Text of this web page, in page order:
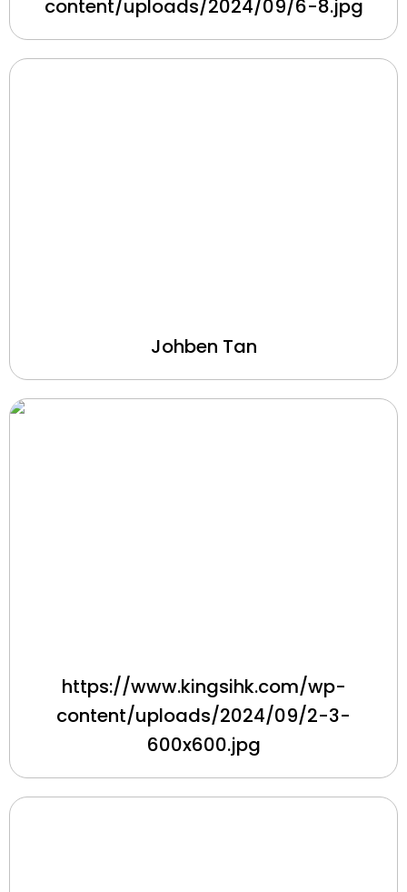
content/uploads/2024/09/6-8.jpg
Johben Tan
https://www.kingsihk.com/wp-
content/uploads/2024/09/2-3-
600x600.jpg